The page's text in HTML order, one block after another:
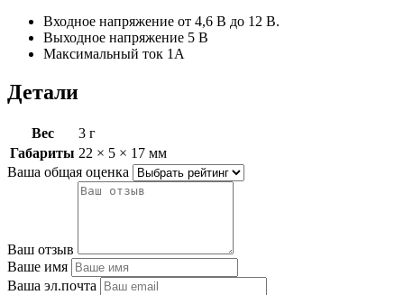
Входное напряжение от 4,6 В до 12 В.
Выходное напряжение 5 В
Максимальный ток 1А
Детали
Вес
3 г
Габариты 22 × 5 × 17 мм
Ваша общая оценка
Ваш отзыв
Ваше имя
Ваша эл.почта